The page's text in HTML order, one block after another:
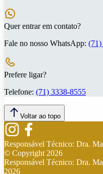
Quer entrar em contato?
Fale no nosso WhatsApp: (71)
Prefere ligar?
Telefone: (71) 3338-8555
Voltar ao topo
Responsável Técnico: Dra.
© Copyright 2026
Responsável Técnico: Dra.
2026